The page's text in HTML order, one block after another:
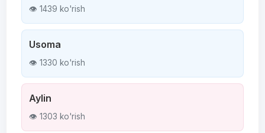
👁 1439 ko'rish
Usoma
👁 1330 ko'rish
Aylin
👁 1303 ko'rish